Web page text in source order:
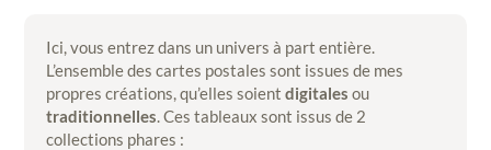
Ici, vous entrez dans un univers à part entière.
L’ensemble des cartes postales sont issues de mes
propres créations, qu’elles soientdigitales ou
traditionnelles. Ces tableaux sont issus de 2
collections phares :